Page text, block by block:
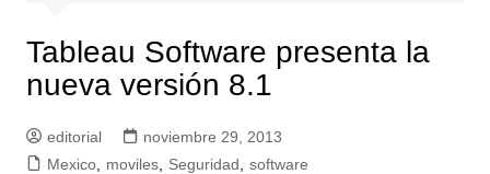
Tableau Software presenta la
nueva versión 8.1
editorial
noviembre 29, 2013
Mexico, moviles, Seguridad software